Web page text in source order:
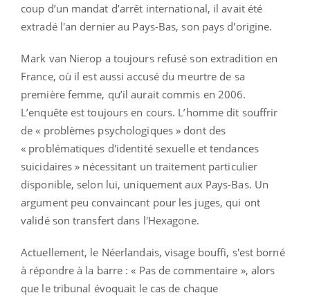
coup d’un mandat d’arrêt international, il avait été
extradé l'an dernier au Pays-Bas, son pays d'origine.
Mark van Nierop a toujours refusé son extradition en
France, où il est aussi accusé du meurtre de sa
première femme, qu’il aurait commis en 2006.
L’enquête est toujours en cours. L’homme dit souffrir
de « problèmes psychologiques » dont des
« problématiques d'identité sexuelle et tendances
suicidaires » nécessitant un traitement particulier
disponible, selon lui, uniquement aux Pays-Bas. Un
argument peu convaincant pour les juges, qui ont
validé son transfert dans l'Hexagone.
Actuellement, le Néerlandais, visage bouffi, s'est borné
à répondre à la barre : « Pas de commentaire », alors
que le tribunal évoquait le cas de chaque